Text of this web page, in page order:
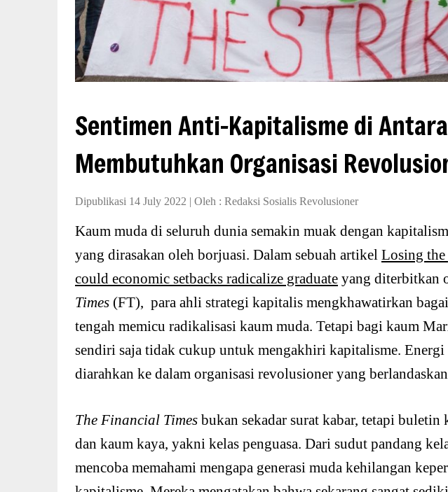
Sentimen Anti-Kapitalisme di
Membutuhkan Organisasi
Dipublikasi 14 July 2022 | Oleh : Redaksi Sosialis Revolusioner
Kaum muda di seluruh dunia semakin muak dengan
yang dirasakan oleh borjuasi. Dalam sebuah artikel Losing the
could economic setbacks radicalize graduate yang diterbitkan
Times (FT), para ahli strategi kapitalis mengkhawatirkan
tengah memicu radikalisasi kaum muda. Tetapi bagi kaum
sendiri saja tidak cukup untuk mengakhiri kapitalisme.
diarahkan ke dalam organisasi revolusioner yang
The Financial Times bukan sekadar surat kabar, tetapi
dan kaum kaya, yakni kelas penguasa. Dari sudut pandang
mencoba memahami mengapa generasi muda kehilangan